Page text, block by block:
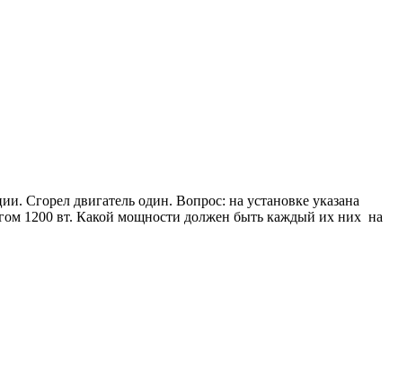
Сгорел двигатель один. Вопрос: на установке указана
1200 вт. Какой мощности должен быть каждый их них на